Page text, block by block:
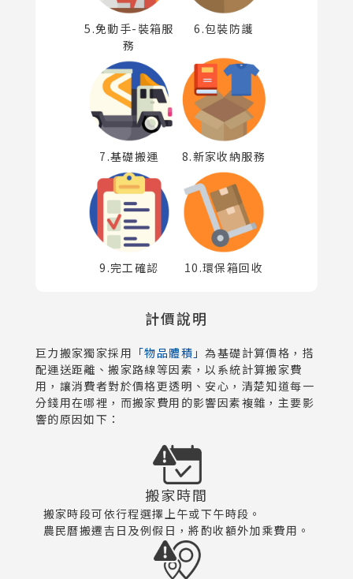
5.免動手-裝箱服
務
6.包裝防護
7.基礎搬運 8.新家收納服務
9.完工確認 10.環保箱回收
計價說明
巨力搬家獨家採用 「物品體積」為基礎計算價格，搭
配運送距離、搬家路線等因素，以系統計算搬家費
用，讓消費者對於價格更透明、安心，清楚知道每一
分錢用在哪裡，而搬家費用的影響因素複雜，主要影
響的原因如下：
搬家時間
搬家時段可依行程選擇上午或下午時段。
農民曆搬遷吉日及例假日，將酌收額外加乘費用。